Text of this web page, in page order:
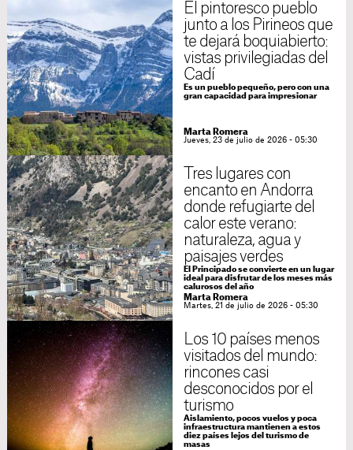
El pintoresco pueblo
junto a los Pirineos que
te dejará boquiabierto:
vistas privilegiadas del
Cadí
Es un pueblo pequeño, pero con una
gran capacidad para impresionar
Marta Romera
Jueves, 23 de julio de 2026 - 05:30
Tres lugares con
encanto en Andorra
donde refugiarte del
calor este verano:
naturaleza, agua y
paisajes verdes
El Principado se convierte en un lugar
ideal para disfrutar de los meses más
calurosos del año
Marta Romera
Martes, 21 de julio de 2026 - 05:30
Los 10 países menos
visitados del mundo:
rincones casi
desconocidos por el
turismo
Aislamiento, pocos vuelos y poca
infraestructura mantienen a estos
diez países lejos del turismo de
masas